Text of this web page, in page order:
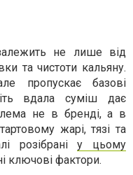
не лише від
та чистоти кальяну.
пропускає базові
вдала суміш дає
не в бренді, а в
жарі, тязі та
розібраніу цьому
ключові фактори.